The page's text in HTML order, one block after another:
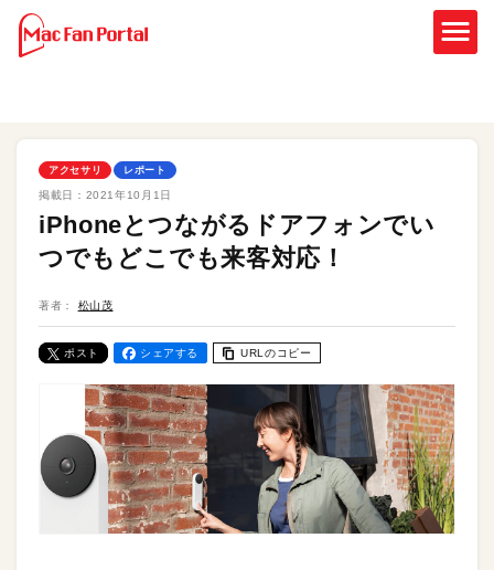
アクセサリ レポート
掲載日： 2021年10月1日
iPhoneとつながるドアフォンでい
つでもどこでも来客対応！
著者： 松山茂
ポスト シェアする URLのコピー